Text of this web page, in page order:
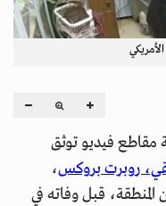
مقاطع فيديو توثق
روبرت بروكس،
قبل وفاته في